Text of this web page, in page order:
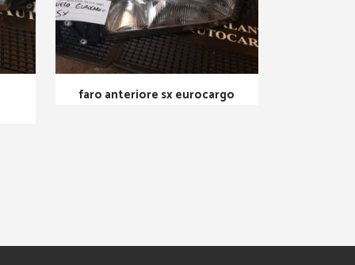
faro anteriore sx eurocargo